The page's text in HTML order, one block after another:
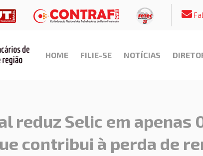
HOME FILIE-SE NOTÍCIAS
reduz Selic em apenas
contribui à perda de